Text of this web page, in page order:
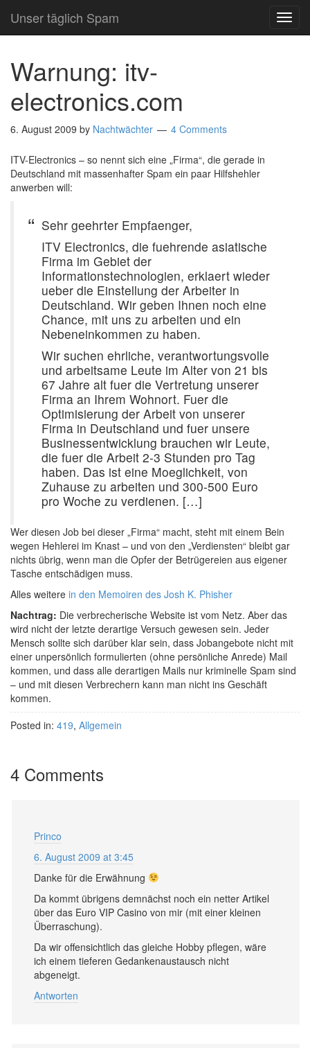
Unser täglich Spam
Warnung: itv-
electronics.com
6. August 2009 by Nachtwächter 4 Comments
ITV-Electronics – so nennt sich eine „Firma“, die gerade in
Deutschland mit massenhafter Spam ein paar Hilfshehler
anwerben will:
Sehr geehrter Empfaenger,
ITV Electronics, die fuehrende asiatische
Firma im Gebiet der
Informationstechnologien, erklaert wieder
ueber die Einstellung der Arbeiter in
Deutschland. Wir geben Ihnen noch eine
Chance, mit uns zu arbeiten und ein
Nebeneinkommen zu haben.
Wir suchen ehrliche, verantwortungsvolle
und arbeitsame Leute im Alter von 21 bis
67 Jahre alt fuer die Vertretung unserer
Firma an Ihrem Wohnort. Fuer die
Optimisierung der Arbeit von unserer
Firma in Deutschland und fuer unsere
Businessentwicklung brauchen wir Leute,
die fuer die Arbeit 2-3 Stunden pro Tag
haben. Das ist eine Moeglichkeit, von
Zuhause zu arbeiten und 300-500 Euro
pro Woche zu verdienen. […]
Wer diesen Job bei dieser „Firma“ macht, steht mit einem Bein
wegen Hehlerei im Knast – und von den „Verdiensten“ bleibt gar
nichts übrig, wenn man die Opfer der Betrügereien aus eigener
Tasche entschädigen muss.
Alles weitere in den Memoiren des Josh K. Phisher
Nachtrag: Die verbrecherische Website ist vom Netz. Aber das
wird nicht der letzte derartige Versuch gewesen sein. Jeder
Mensch sollte sich darüber klar sein, dass Jobangebote nicht mit
einer unpersönlich formulierten (ohne persönliche Anrede) Mail
kommen, und dass alle derartigen Mails nur kriminelle Spam sind
– und mit diesen Verbrechern kann man nicht ins Geschäft
kommen.
Posted in: 419, Allgemein
4 Comments
Princo
6. August 2009 at 3:45
Danke für die Erwähnung
Da kommt übrigens demnächst noch ein netter Artikel
über das Euro VIP Casino von mir (mit einer kleinen
Überraschung).
Da wir offensichtlich das gleiche Hobby pflegen, wäre
ich einem tieferen Gedankenaustausch nicht
abgeneigt.
Antworten